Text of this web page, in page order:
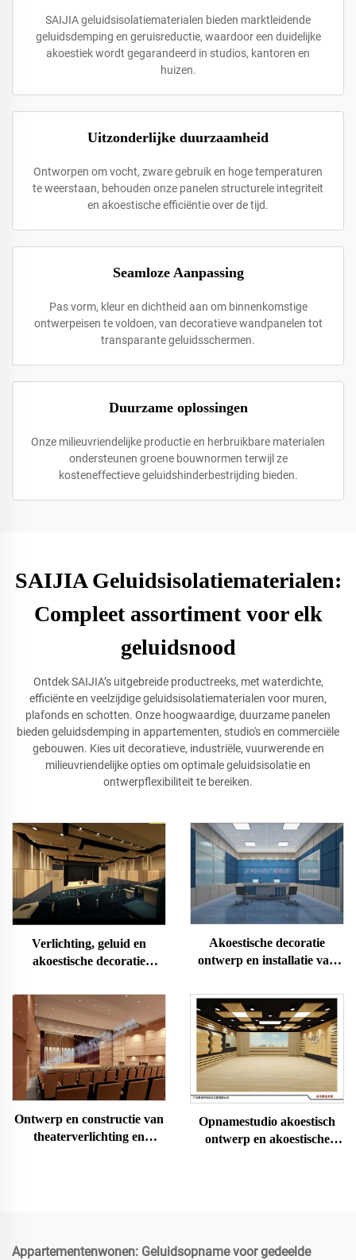
SAIJIA geluidsisolatiematerialen bieden marktleidende
geluidsdemping en geruisreductie, waardoor een duidelijke
akoestiek wordt gegarandeerd in studios, kantoren en
huizen.
Uitzonderlijke duurzaamheid
Ontworpen om vocht, zware gebruik en hoge temperaturen
te weerstaan, behouden onze panelen structurele integriteit
en akoestische efficiëntie over de tijd.
Seamloze Aanpassing
Pas vorm, kleur en dichtheid aan om binnenkomstige
ontwerpeisen te voldoen, van decoratieve wandpanelen tot
transparante geluidsschermen.
Duurzame oplossingen
Onze milieuvriendelijke productie en herbruikbare materialen
ondersteunen groene bouwnormen terwijl ze
kosteneffectieve geluidshinderbestrijding bieden.
SAIJIA Geluidsisolatiematerialen:
Compleet assortiment voor elk
geluidsnood
Ontdek SAIJIA’s uitgebreide productreeks, met waterdichte,
efficiënte en veelzijdige geluidsisolatiematerialen voor muren,
plafonds en schotten. Onze hoogwaardige, duurzame panelen
bieden geluidsdemping in appartementen, studio's en commerciële
gebouwen. Kies uit decoratieve, industriële, vuurwerende en
milieuvriendelijke opties om optimale geluidsisolatie en
ontwerpflexibiliteit te bereiken.
Verlichting, geluid en
akoestische decoratie
multifunctionele collegezaal
Akoestische decoratie
ontwerp en installatie van
Ontwerp en constructie van
theaterverlichting en
Opnamestudio akoestisch
ontwerp en akoestische
Appartementenwonen: Geluidsopname voor gedeelde